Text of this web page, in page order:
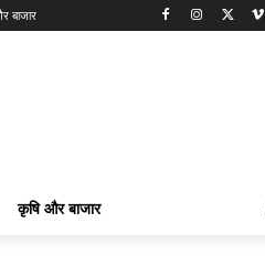
बाजार
कृषि और बाजार